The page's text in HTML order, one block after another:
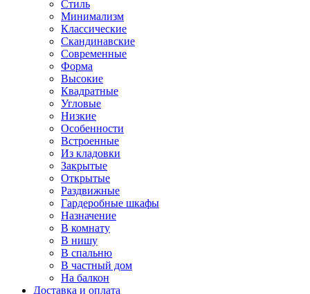
Стиль
Минимализм
Классические
Скандинавские
Современные
Форма
Высокие
Квадратные
Угловые
Низкие
Особенности
Встроенные
Из кладовки
Закрытые
Открытые
Раздвижные
Гардеробные шкафы
Назначение
В комнату
В нишу
В спальню
В частный дом
На балкон
Доставка и оплата